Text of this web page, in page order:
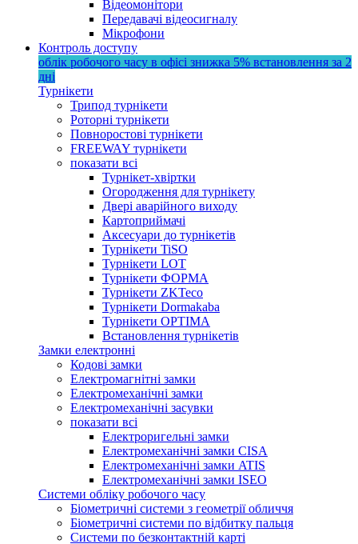
Відеомонітори
Передавачі відеосигналу
Мікрофони
Контроль доступу
облік робочого часу в офісі знижка 5% встановлення за 2
дні
Турнікети
Трипод турнікети
Роторні турнікети
Повноростові турнікети
FREEWAY турнікети
показати всі
Турнікет-хвіртки
Огородження для турнікету
Двері аварійного виходу
Картоприймачі
Аксесуари до турнікетів
Турнікети TiSO
Турнікети LOT
Турнікети ФОРМА
Турнікети ZKTeco
Турнікети Dormakaba
Турнікети OPTIMA
Встановлення турнікетів
Замки електронні
Кодові замки
Електромагнітні замки
Електромеханічні замки
Електромеханічні засувки
показати всі
Електроригельні замки
Електромеханічні замки CISA
Електромеханічні замки ATIS
Електромеханічні замки ISEO
Системи обліку робочого часу
Біометричні системи з геометрії обличчя
Біометричні системи по відбитку пальця
Системи по безконтактній карті